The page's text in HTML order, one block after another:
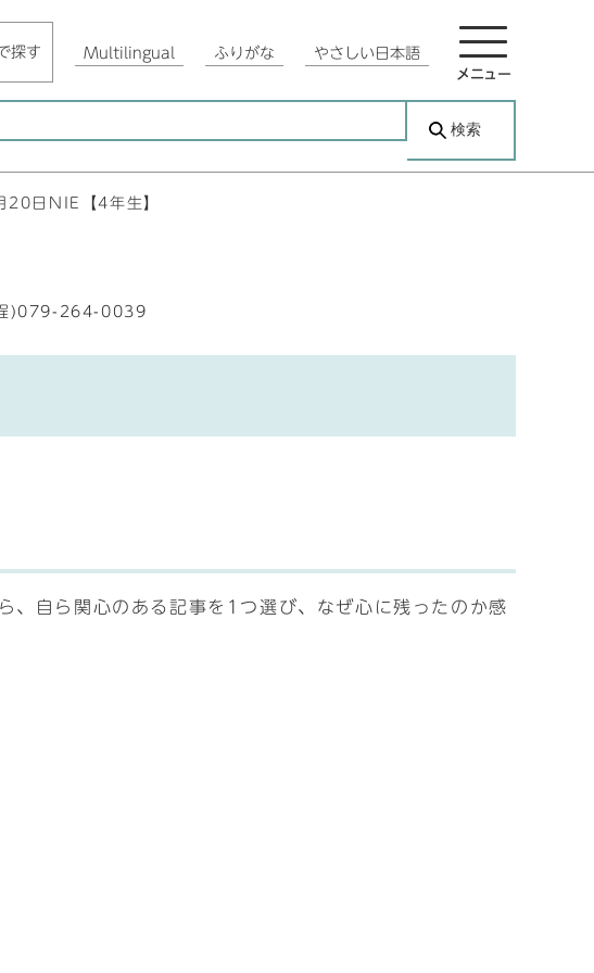
探す Multilingual ふりがな やさしい日本語
メニュー
検索
20日NIE【4年生】
)079-264-0039
自ら関心のある記事を1つ選び、なぜ心に残ったのか感